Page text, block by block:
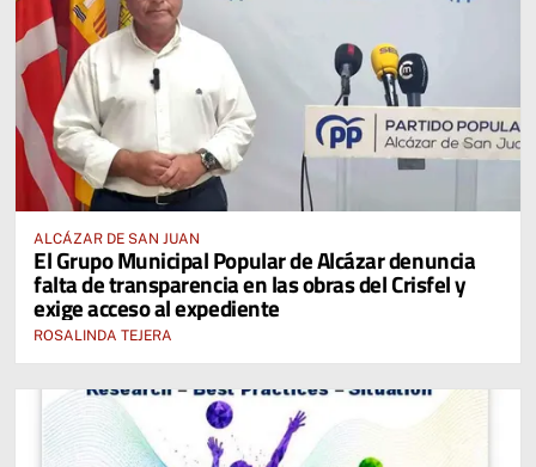
ALCÁZAR DE SAN JUAN
El Grupo Municipal Popular de Alcázar denuncia
falta de transparencia en las obras del Crisfel y
exige acceso al expediente
ROSALINDA TEJERA